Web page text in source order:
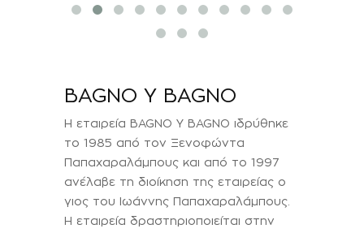
BAGNO Y BAGNO
Η εταιρεία BAGNO Y BAGNO ιδρύθηκε
το 1985 από τον Ξενοφώντα
Παπαχαραλάμπους και από το 1997
ανέλαβε τη διοίκηση της εταιρείας ο
γιος του Ιωάννης Παπαχαραλάμπους.
Η εταιρεία δραστηριοποιείται στην